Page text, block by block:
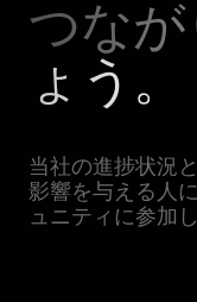
つな
ょう。
当社の進捗状況
影響を与える人
ュニティに参加